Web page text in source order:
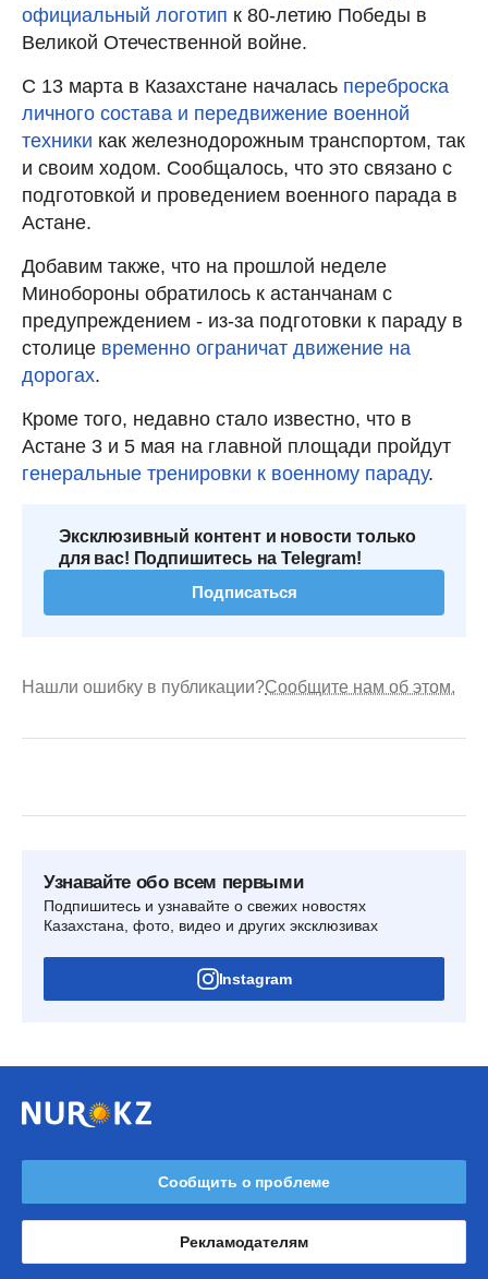
официальный логотип к 80-летию Победы в
Великой Отечественной войне.
С 13 марта в Казахстане началась переброска
личного состава и передвижение военной
техники как железнодорожным транспортом, так
и своим ходом. Сообщалось, что это связано с
подготовкой и проведением военного парада в
Астане.
Добавим также, что на прошлой неделе
Минобороны обратилось к астанчанам с
предупреждением - из-за подготовки к параду в
столице временно ограничат движение на
дорогах.
Кроме того, недавно стало известно, что в
Астане 3 и 5 мая на главной площади пройдут
генеральные тренировки к военному параду.
Эксклюзивный контент и новости только
для вас! Подпишитесь на Telegram!
Подписаться
Нашли ошибку в публикации?Сообщите нам об этом.
Узнавайте обо всем первыми
Подпишитесь и узнавайте о свежих новостях
Казахстана, фото, видео и других эксклюзивах
Instagram
Сообщить о проблеме
Рекламодателям